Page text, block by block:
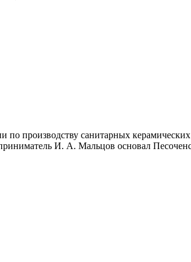
по производству санитарных
И. А. Мальцов основал